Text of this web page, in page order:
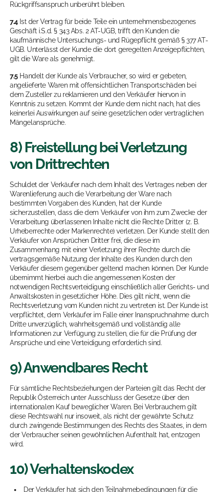
Rückgriffsanspruch unberührt bleiben.
7.4Ist der Vertrag für beide Teile ein unternehmensbezogenes
Geschäft i.S.d. § 343 Abs. 2 AT-UGB, trifft den Kunden die
kaufmännische Untersuchungs- und Rügepflicht gemäß § 377 AT-
UGB. Unterlässt der Kunde die dort geregelten Anzeigepflichten,
gilt die Ware als genehmigt.
7.5Handelt der Kunde als Verbraucher, so wird er gebeten,
angelieferte Waren mit offensichtlichen Transportschäden bei
dem Zusteller zu reklamieren und den Verkäufer hiervon in
Kenntnis zu setzen. Kommt der Kunde dem nicht nach, hat dies
keinerlei Auswirkungen auf seine gesetzlichen oder vertraglichen
Mängelansprüche.
8) Freistellung bei Verletzung
von Drittrechten
Schuldet der Verkäufer nach dem Inhalt des Vertrages neben der
Warenlieferung auch die Verarbeitung der Ware nach
bestimmten Vorgaben des Kunden, hat der Kunde
sicherzustellen, dass die dem Verkäufer von ihm zum Zwecke der
Verarbeitung überlassenen Inhalte nicht die Rechte Dritter (z. B.
Urheberrechte oder Markenrechte) verletzen. Der Kunde stellt den
Verkäufer von Ansprüchen Dritter frei, die diese im
Zusammenhang mit einer Verletzung ihrer Rechte durch die
vertragsgemäße Nutzung der Inhalte des Kunden durch den
Verkäufer diesem gegenüber geltend machen können. Der Kunde
übernimmt hierbei auch die angemessenen Kosten der
notwendigen Rechtsverteidigung einschließlich aller Gerichts- und
Anwaltskosten in gesetzlicher Höhe. Dies gilt nicht, wenn die
Rechtsverletzung vom Kunden nicht zu vertreten ist. Der Kunde ist
verpflichtet, dem Verkäufer im Falle einer Inanspruchnahme durch
Dritte unverzüglich, wahrheitsgemäß und vollständig alle
Informationen zur Verfügung zu stellen, die für die Prüfung der
Ansprüche und eine Verteidigung erforderlich sind.
9) Anwendbares Recht
Für sämtliche Rechtsbeziehungen der Parteien gilt das Recht der
Republik Österreich unter Ausschluss der Gesetze über den
internationalen Kauf beweglicher Waren. Bei Verbrauchern gilt
diese Rechtswahl nur insoweit, als nicht der gewährte Schutz
durch zwingende Bestimmungen des Rechts des Staates, in dem
der Verbraucher seinen gewöhnlichen Aufenthalt hat, entzogen
wird.
10) Verhaltenskodex
Der Verkäufer hat sich den Teilnahmebedingungen für die